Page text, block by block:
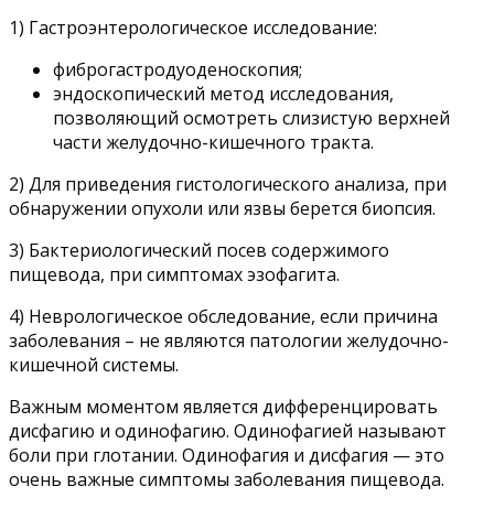
1) Гастроэнтерологическое исследование:
фиброгастродуоденоскопия;
эндоскопический метод исследования,
позволяющий осмотреть слизистую верхней
части желудочно-кишечного тракта.
2) Для приведения гистологического анализа, при
обнаружении опухоли или язвы берется биопсия.
3) Бактериологический посев содержимого
пищевода, при симптомах эзофагита.
4) Неврологическое обследование, если причина
заболевания – не являются патологии желудочно-
кишечной системы.
Важным моментом является дифференцировать
дисфагию и одинофагию. Одинофагией называют
боли при глотании. Одинофагия и дисфагия — это
очень важные симптомы заболевания пищевода.